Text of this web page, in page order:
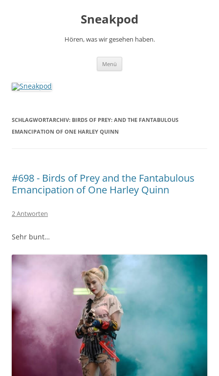
Sneakpod
Hören, was wir gesehen haben.
Menü
SCHLAGWORTARCHIV: BIRDS OF PREY: AND THE FANTABULOUS
EMANCIPATION OF ONE HARLEY QUINN
#698 - Birds of Prey and the Fantabulous
Emancipation of One Harley Quinn
2 Antworten
Sehr bunt…